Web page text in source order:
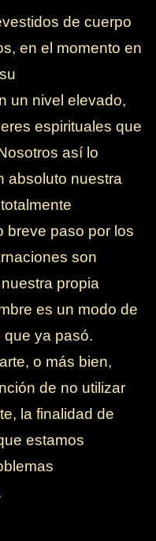
de cuerpo
en el momento en
un nivel elevado,
espirituales que
así lo
absoluto nuestra
breve paso por los
son
propia
es un modo de
ya pasó.
o más bien,
de no utilizar
la finalidad de
estamos